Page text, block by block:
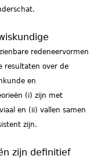
redeneervormen
resultaten over de
en
(i) zijn met
en (ii) vallen samen
zijn.
zijn definitief